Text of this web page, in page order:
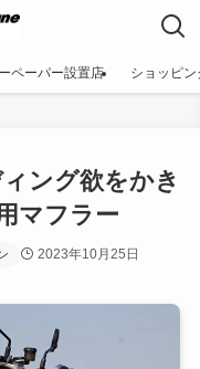
ペーパー設置店 ショッピン
ング欲をかき
マフラー
2023年10月25日